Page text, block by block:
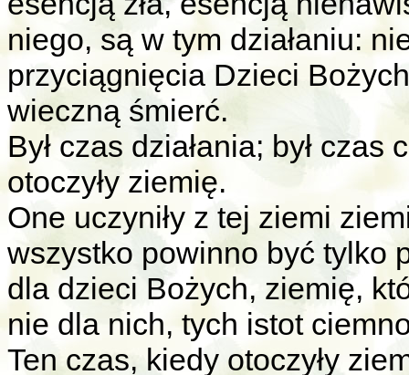
niego, są w tym działaniu:
przyciągnięcia Dzieci
wieczną śmierć.
Był czas działania; był
otoczyły ziemię.
One uczyniły z tej ziemi
wszystko powinno być tylko
dla dzieci Bożych, ziemię,
nie dla nich, tych istot
Ten czas, kiedy otoczyły